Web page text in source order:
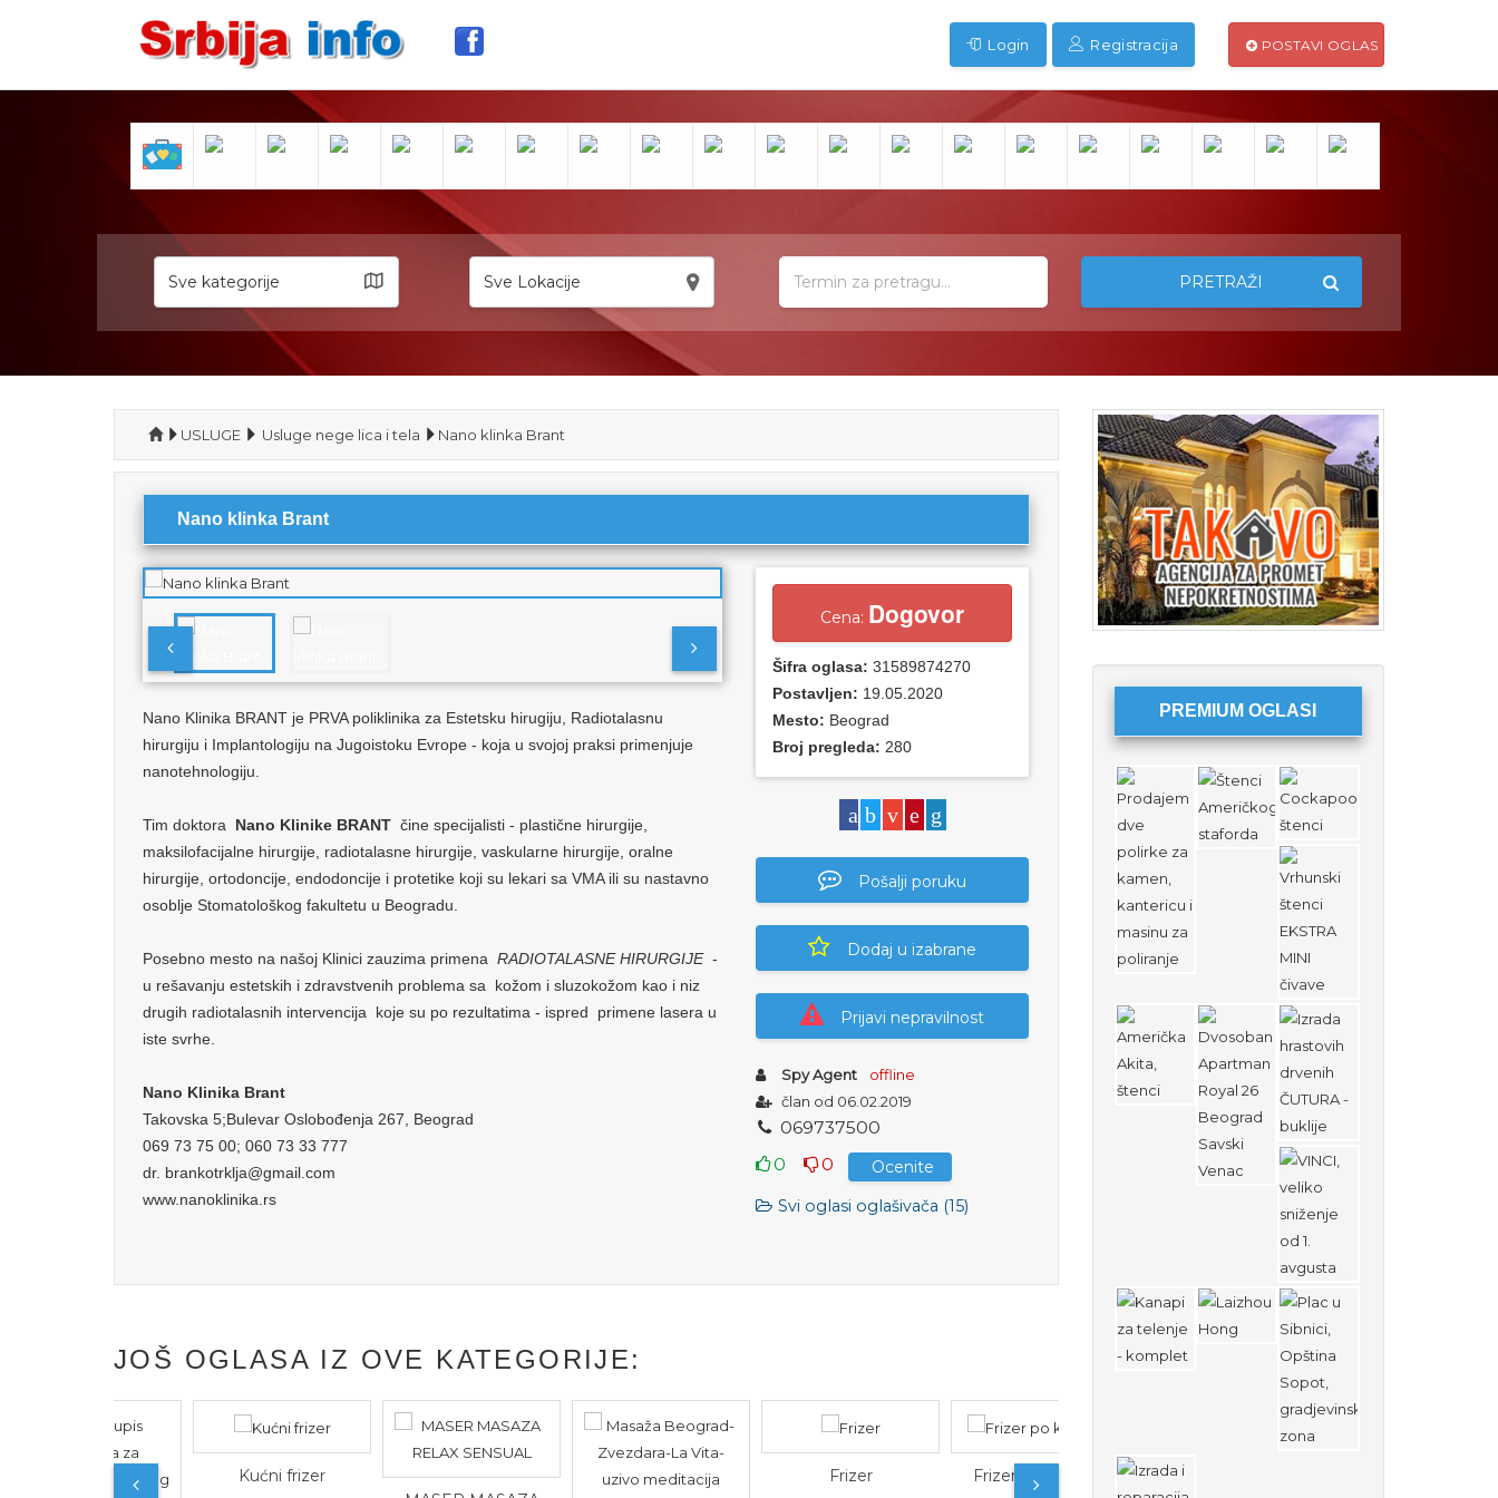
Login Registracija POSTAVI OGLAS
Sve kategorije Sve Lokacije PRETRAŽI
USLUGE Usluge nege lica i tela Nano klinka Brant
Nano klinka Brant
Nano Klinika BRANT je PRVA poliklinika za Estetsku hirugiju, Radiotalasnu
hirurgiju i Implantologiju na Jugoistoku Evrope - koja u svojoj praksi primenjuje
nanotehnologiju.
Tim doktora Nano Klinike BRANT čine specijalisti - plastične hirurgije,
maksilofacijalne hirurgije, radiotalasne hirurgije, vaskularne hirurgije, oralne
hirurgije, ortodoncije, endodoncije i protetike koji su lekari sa VMA ili su nastavno
osoblje Stomatološkog fakultetu u Beogradu.
Posebno mesto na našoj Klinici zauzima primena RADIOTALASNE HIRURGIJE-
u rešavanju estetskih i zdravstvenih problema sa kožom i sluzokožom kao i niz
drugih radiotalasnih intervencija koje su po rezultatima - ispred primene lasera u
iste svrhe.
Nano Klinika Brant
Takovska 5;Bulevar Oslobođenja 267, Beograd
069 73 75 00; 060 73 33 777
dr. brankotrklja@gmail.com
www.nanoklinika.rs
Cena: Dogovor
Šifra oglasa:31589874270
Postavljen: 19.05.2020
Mesto: Beograd
Broj pregleda: 280
Pošalji poruku
Dodaj u izabrane
Prijavi nepravilnost
Spy Agent
offline
član od 06.02.2019
069737500
0
0
Ocenite
Svi oglasi oglašivača (15)
JOŠ OGLASA IZ OVE KATEGORIJE:
Kućni frizer
Frizer po kucama
PREMIUM OGLASI